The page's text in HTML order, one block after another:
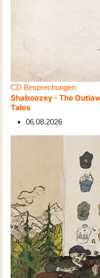
CD Besprechungen
Shaboozey - The
Tales
06.08.2026